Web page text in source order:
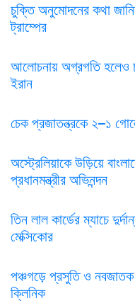
চুক্তি অনুমোদনের কথা
ট্রাম্পের
আলোচনায় অগ্রগতি হলেও
ইরান
চেক প্রজাতন্ত্রকে ২–১
অস্ট্রেলিয়াকে উড়িয়ে
প্রধানমন্ত্রীর অভিনন্দন
তিন লাল কার্ডের ম্যাচে
মেক্সিকোর
পঞ্চগড়ে প্রসুতি ও
ক্লিনিক